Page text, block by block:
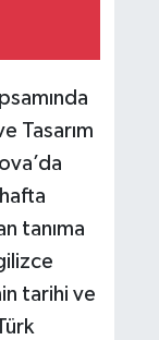
Tasarım
tanıma
tarihi ve